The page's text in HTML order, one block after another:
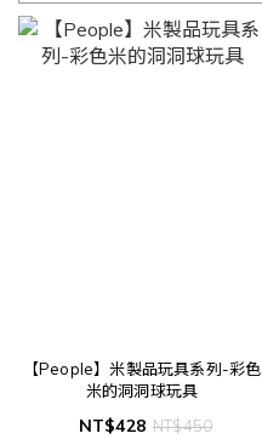
【People】米製品玩具系列-彩色
米的洞洞球玩具
NT$428 NT$450